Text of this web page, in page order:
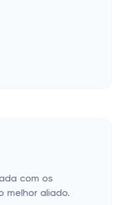
com os
melhor aliado.